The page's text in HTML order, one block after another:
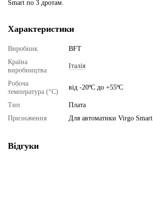
Smart по 3 дротам.
Характеристики
Виробник
BFT
Країна
виробництва
Італія
Робоча
температура (°C)
від -20ºС до +55ºС
Тип
Плата
Призначення
Для автоматики Virgo Smart
Відгуки